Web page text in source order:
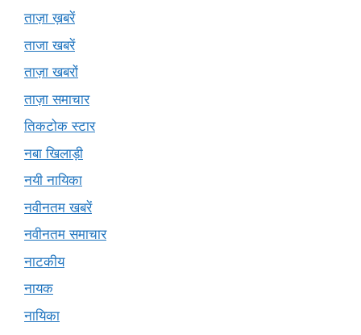
ताज़ा ख़बरें
ताजा खबरें
ताज़ा खबरों
ताज़ा समाचार
तिकटोक स्टार
नबा खिलाड़ी
नयी नायिका
नवीनतम खबरें
नवीनतम समाचार
नाटकीय
नायक
नायिका